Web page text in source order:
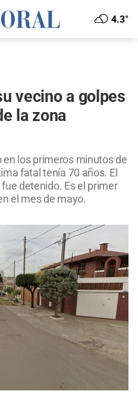
4.3°
vecino a golpes
la zona
en los primeros minutos de
fatal tenía 70 años. El
detenido. Es el primer
el mes de mayo.